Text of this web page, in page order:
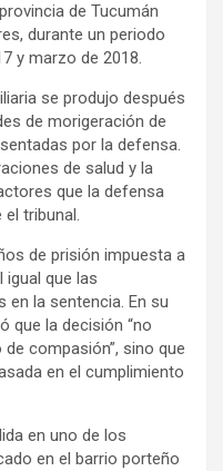
de Tucumán
durante un periodo
y marzo de 2018.
se produjo después
de morigeración de
por la defensa.
de salud y la
que la defensa
tribunal.
de prisión impuesta a
igual que las
la sentencia. En su
que la decisión “no
compasión”, sino que
en el cumplimiento
en uno de los
en el barrio porteño